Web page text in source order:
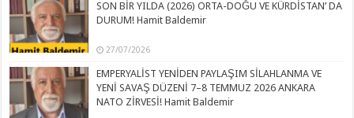
SON BİR YILDA (2026) ORTA-DOĞU VE KÜRDİSTAN’ DA
DURUM! Hamit Baldemir
27/07/2026
EMPERYALİST YENİDEN PAYLAŞIM SİLAHLANMA VE
YENİ SAVAŞ DÜZENİ 7–8 TEMMUZ 2026 ANKARA
NATO ZİRVESİ! Hamit Baldemir